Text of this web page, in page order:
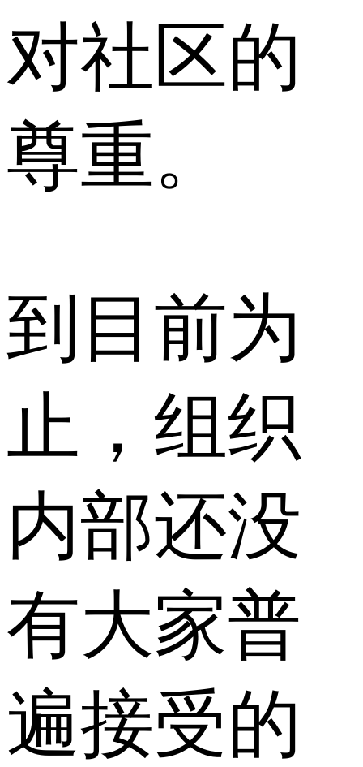
对社区的
尊重。
到目前为
止，组织
内部还没
有大家普
遍接受的